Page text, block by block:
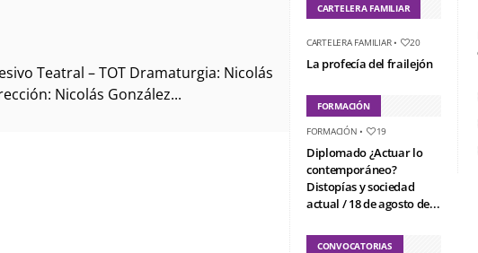
Teatral – TOT Dramaturgia: Nicolás
Nicolás González...
CARTELERA FAMILIAR
CARTELERA FAMILIAR• 20
La profecía del frailejón
FORMACIÓN
FORMACIÓN • 19
Diplomado ¿Actuar lo
contemporáneo?
Distopías y sociedad
actual / 18 de agosto de...
CONVOCATORIAS